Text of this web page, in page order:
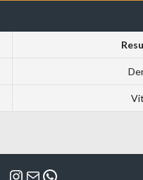
Instagram
MailWhatsApp